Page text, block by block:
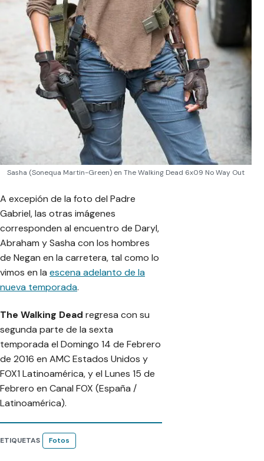
Sasha (Sonequa Martin-Green) en The Walking Dead 6x09 No Way Out
A excepión de la foto del Padre
Gabriel, las otras imágenes
corresponden al encuentro de Daryl,
Abraham y Sasha con los hombres
de Negan en la carretera, tal como lo
vimos en la escena adelanto de la
nueva temporada.
The Walking Dead regresa con su
segunda parte de la sexta
temporada el Domingo 14 de Febrero
de 2016 en AMC Estados Unidos y
FOX1 Latinoamérica, y el Lunes 15 de
Febrero en Canal FOX (España /
Latinoamérica).
ETIQUETAS Fotos